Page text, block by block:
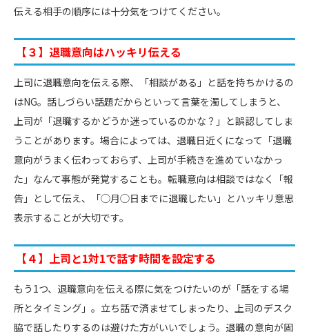
伝える相手の順序には十分気をつけてください。
【３】退職意向はハッキリ伝える
上司に退職意向を伝える際、「相談がある」と話を持ちかけるの
はNG。話しづらい話題だからといって言葉を濁してしまうと、
上司が「退職するかどうか迷っているのかな？」と誤認してしま
うことがあります。場合によっては、退職日近くになって「退職
意向がうまく伝わっておらず、上司が手続きを進めていなかっ
た」なんて事態が発覚することも。転職意向は相談ではなく「報
告」として伝え、「◯月◯日までに退職したい」とハッキリ意思
表示することが大切です。
【４】上司と1対1で話す時間を設定する
もう1つ、退職意向を伝える際に気をつけたいのが「話をする場
所とタイミング」。立ち話で済ませてしまったり、上司のデスク
脇で話したりするのは避けた方がいいでしょう。退職の意向が固